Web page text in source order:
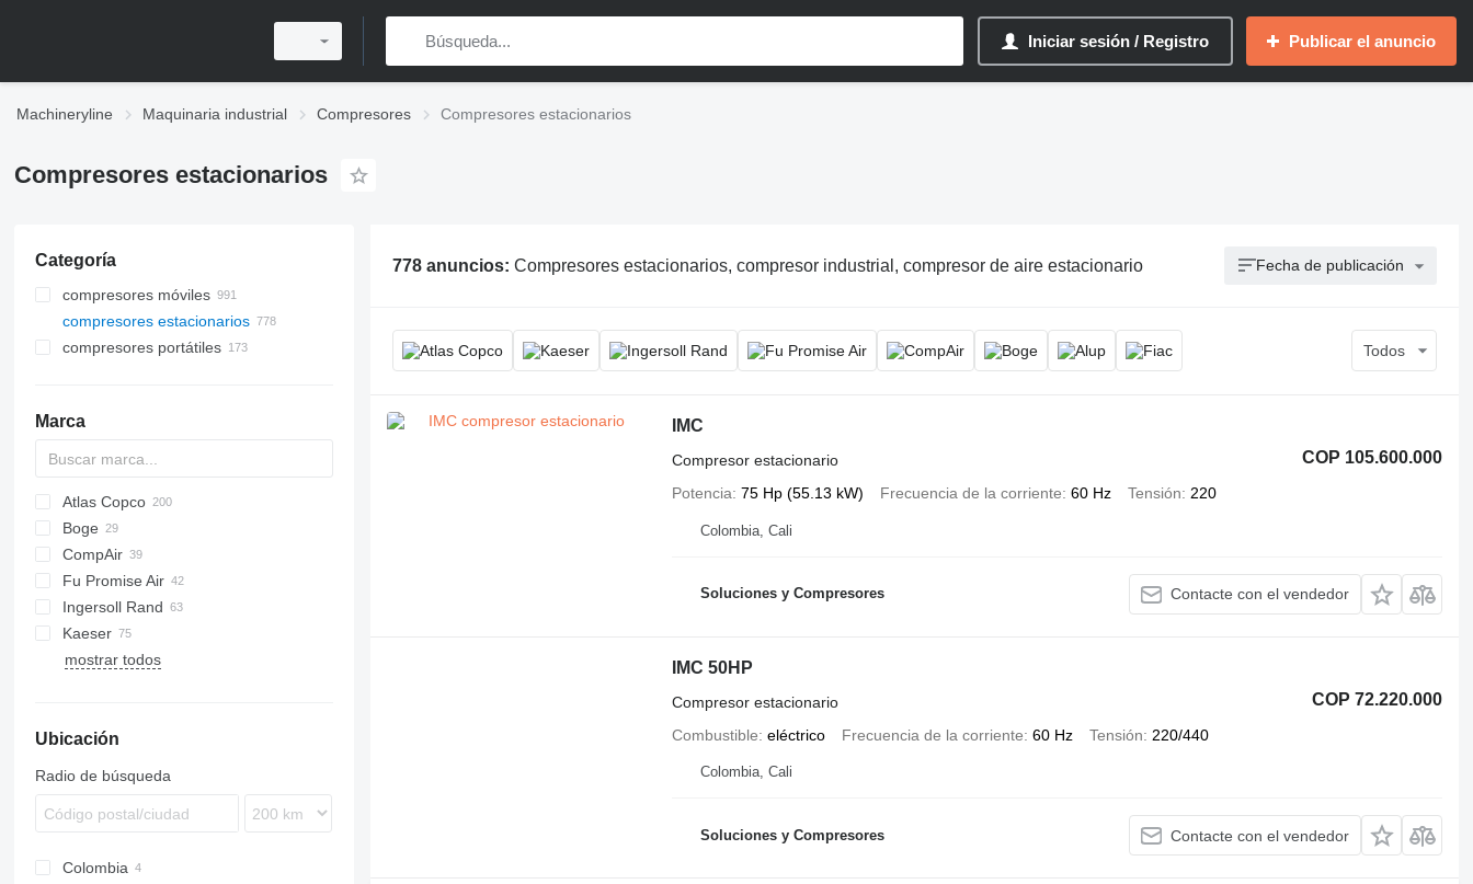
Iniciar sesión / Registro Publicar el anuncio
Machineryline Maquinaria industrial Compresores Compresores estacionarios
Compresores estacionarios
Categoría
compresores móviles
compresores estacionarios
compresores portátiles
Marca
PDS
Atlas Copco
DrillAir
E-Air
GA
LF
XAS
XATS
ZT
Boge
C-series
M-series
CompAir
C-series
SC
F2L912
Fu Promise Air
MC
Ingersoll Rand
P-series
R-series
Kaeser
AS
SK
L-series
W-series
mostrar todos
Ubicación
Radio de búsqueda
Colombia
778 anuncios: Compresores estacionarios, compresor industrial, compresor de aire estacionario Fecha de publicación
Todos
IMC
COP 105.600.000
Compresor estacionario
Potencia 75 Hp (55.13 kW) Frecuencia de la corriente 60 Hz Tensión 220
Colombia, Cali
Soluciones y Compresores Contacte con el vendedor
IMC 50HP
COP 72.220.000
Compresor estacionario
Combustible eléctrico Frecuencia de la corriente 60 Hz Tensión 220/440
Colombia, Cali
Soluciones y Compresores Contacte con el vendedor